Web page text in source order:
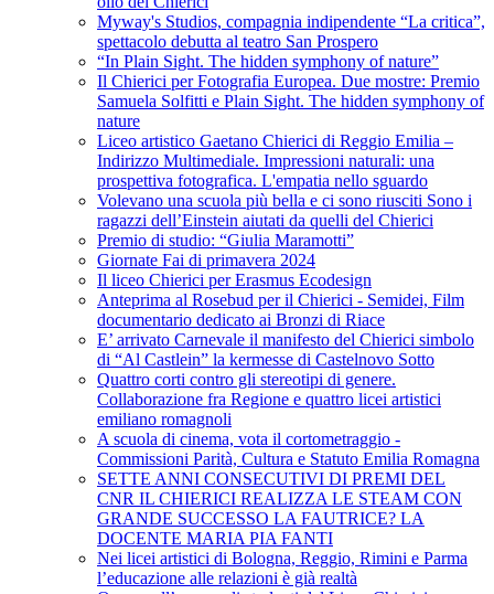
Myway's Studios, compagnia indipendente “La critica”,
spettacolo debutta al teatro San Prospero
“In Plain Sight. The hidden symphony of nature”
Il Chierici per Fotografia Europea. Due mostre: Premio
Samuela Solfitti e Plain Sight. The hidden symphony of
nature
Liceo artistico Gaetano Chierici di Reggio Emilia –
Indirizzo Multimediale. Impressioni naturali: una
prospettiva fotografica. L'empatia nello sguardo
Volevano una scuola più bella e ci sono riusciti Sono i
ragazzi dell’Einstein aiutati da quelli del Chierici
Premio di studio: “Giulia Maramotti”
Giornate Fai di primavera 2024
Il liceo Chierici per Erasmus Ecodesign
Anteprima al Rosebud per il Chierici - Semidei, Film
documentario dedicato ai Bronzi di Riace
E’ arrivato Carnevale il manifesto del Chierici simbolo
di “Al Castlein” la kermesse di Castelnovo Sotto
Quattro corti contro gli stereotipi di genere.
Collaborazione fra Regione e quattro licei artistici
emiliano romagnoli
A scuola di cinema, vota il cortometraggio -
Commissioni Parità, Cultura e Statuto Emilia Romagna
SETTE ANNI CONSECUTIVI DI PREMI DEL
CNR IL CHIERICI REALIZZA LE STEAM CON
GRANDE SUCCESSO LA FAUTRICE? LA
DOCENTE MARIA PIA FANTI
Nei licei artistici di Bologna, Reggio, Rimini e Parma
l’educazione alle relazioni è già realtà